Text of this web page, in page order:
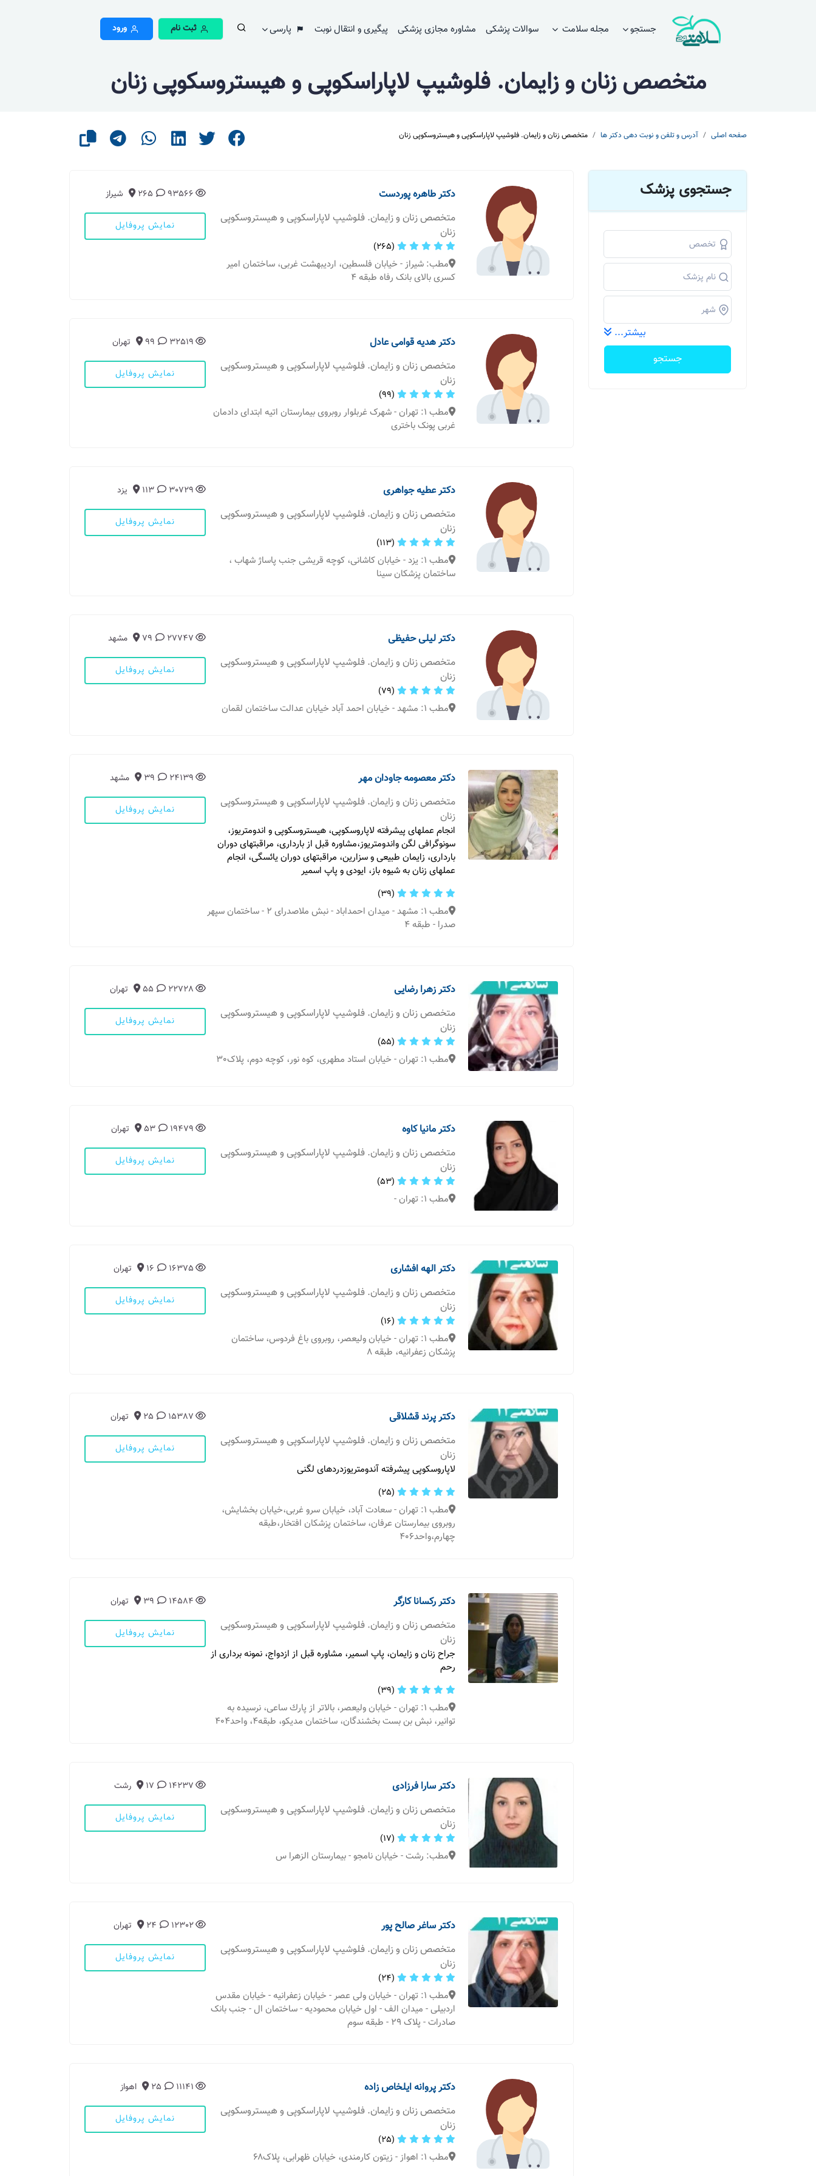
جستجو مجله سلامت سوالات پزشکی مشاوره مجازی پزشکی پیگیری و انتقال نوبت پارسی ثبت نام ورود
متخصص زنان و زایمان. فلوشیپ لاپاراسکوپی و هیستروسکوپی زنان
صفحه اصلی آدرس و تلفن و نوبت دهی دکتر ها متخصص زنان و زایمان. فلوشیپ لاپاراسکوپی و هیستروسکوپی زنان
جستجوی پزشک
بیشتر...
جستجو
دکتر طاهره پوردست
متخصص زنان و زایمان. فلوشیپ لاپاراسکوپی و هیستروسکوپی
زنان
(265)
مطب: شیراز - خیابان فلسطین، اردیبهشت غربی، ساختمان امیر
کسری بالای بانک رفاه طبقه 4
93566
265 شیراز
نمایش پروفایل
دکتر هدیه قوامی عادل
متخصص زنان و زایمان. فلوشیپ لاپاراسکوپی و هیستروسکوپی
زنان
(99)
مطب 1: تهران - شهرک غربلوار روبروی بیمارستان اتیه ابتدای دادمان
غربی پونک باختری
32519
99 تهران
نمایش پروفایل
دکتر عطیه جواهری
متخصص زنان و زایمان. فلوشیپ لاپاراسکوپی و هیستروسکوپی
زنان
(113)
مطب 1: یزد - خیابان کاشانی، کوچه قریشی جنب پاساژ شهاب ،
ساختمان پزشکان سینا
30729
113 یزد
نمایش پروفایل
دکتر لیلی حفیظی
متخصص زنان و زایمان. فلوشیپ لاپاراسکوپی و هیستروسکوپی
زنان
(79)
مطب 1: مشهد - خیابان احمد آباد خیابان عدالت ساختمان لقمان
27747
79 مشهد
نمایش پروفایل
دکتر معصومه جاودان مهر
متخصص زنان و زایمان. فلوشیپ لاپاراسکوپی و هیستروسکوپی
زنان
انجام عملهای پیشرفته لاپاروسکوپی، هیستروسکوپی و اندومتریوز،
سونوگرافی لگن واندومتریوز،مشاوره قبل از بارداری، مراقبتهای دوران
بارداری، زایمان طبیعی و سزارین، مراقبتهای دوران یائسگی، انجام
عملهای زنان به شیوه باز، ایودی و پاپ اسمیر
(39)
مطب 1: مشهد - میدان احمداباد - نبش ملاصدرای ۲ - ساختمان سپهر
صدرا - طبقه ۴
24139
39 مشهد
نمایش پروفایل
دکتر زهرا رضایی
متخصص زنان و زایمان. فلوشیپ لاپاراسکوپی و هیستروسکوپی
زنان
(55)
مطب 1: تهران - خیابان استاد مطهری، کوه نور، کوچه دوم، پلاک30
22728
55 تهران
نمایش پروفایل
دکتر مانیا کاوه
متخصص زنان و زایمان. فلوشیپ لاپاراسکوپی و هیستروسکوپی
زنان
(53)
مطب 1: تهران -
19479
53 تهران
نمایش پروفایل
دکتر الهه افشاری
متخصص زنان و زایمان. فلوشیپ لاپاراسکوپی و هیستروسکوپی
زنان
(16)
مطب 1: تهران - خیابان ولیعصر، روبروی باغ فردوس، ساختمان
پزشکان زعفرانیه، طبقه ٨
16375
16 تهران
نمایش پروفایل
دکتر پرند قشلاقی
متخصص زنان و زایمان. فلوشیپ لاپاراسکوپی و هیستروسکوپی
زنان
لاپاروسکوپی پیشرفته آندومتریوزدردهای لگنی
(25)
مطب 1: تهران - سعادت آباد، خیابان سرو غربی،خیابان بخشایش،
روبروی بیمارستان عرفان، ساختمان پزشکان افتخار،طبقه
چهارم،واحد۴۰۶
15387
25 تهران
نمایش پروفایل
دکتر رکسانا کارگر
متخصص زنان و زایمان. فلوشیپ لاپاراسکوپی و هیستروسکوپی
زنان
جراح زنان و زایمان، پاپ اسمیر، مشاوره قبل از ازدواج، نمونه برداری از
رحم
(39)
مطب 1: تهران - خیابان ولیعصر، بالاتر از پارك ساعی، نرسیده به
توانیر، نبش بن بست بخشندگان، ساختمان مدیكو، طبقه٤، واحد٤٠٤
14584
39 تهران
نمایش پروفایل
دکتر سارا فرزادی
متخصص زنان و زایمان. فلوشیپ لاپاراسکوپی و هیستروسکوپی
زنان
(17)
مطب: رشت - خيابان نامجو - بيمارستان الزهرا س
14237
17 رشت
نمایش پروفایل
دکتر ساغر صالح پور
متخصص زنان و زایمان. فلوشیپ لاپاراسکوپی و هیستروسکوپی
زنان
(24)
مطب 1: تهران - خیابان ولی عصر - خیابان زعفرانیه - خیابان مقدس
اردبیلی - میدان الف - اول خیابان محمودیه - ساختمان ال - جنب بانک
صادرات - پلاک ۲۹ - طبقه سوم
12302
24 تهران
نمایش پروفایل
دکتر پروانه ایلخاص زاده
متخصص زنان و زایمان. فلوشیپ لاپاراسکوپی و هیستروسکوپی
زنان
(25)
مطب 1: اهواز - زیتون کارمندی، خیابان ظهرابی، پلاک۶۸
11141
25 اهواز
نمایش پروفایل